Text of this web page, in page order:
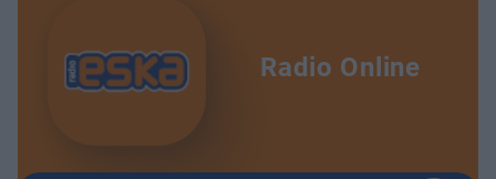
Radio Online